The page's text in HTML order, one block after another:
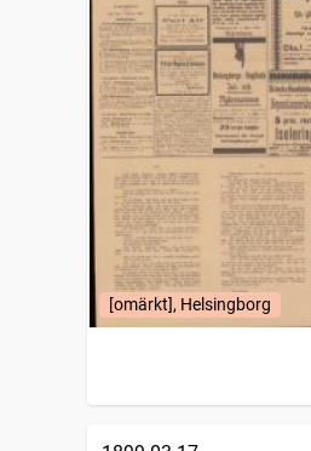
[omärkt], Helsingborg